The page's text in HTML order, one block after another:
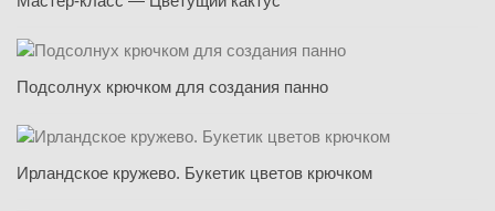
Подсолнух крючком для создания панно
Ирландское кружево. Букетик цветов крючком